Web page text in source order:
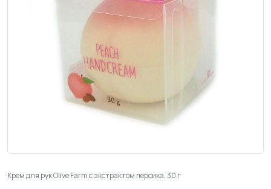
Крем для рук Olive Farm с экстрактом персика, 30 г